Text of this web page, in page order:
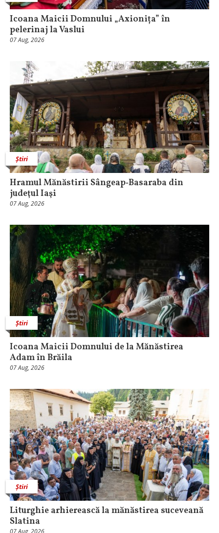
Icoana Maicii Domnului „Axionița” în
pelerinaj la Vaslui
07 Aug, 2026
Știri
Hramul Mănăstirii Sângeap‑Basaraba din
judeţul Iaşi
07 Aug, 2026
Știri
Icoana Maicii Domnului de la Mănăstirea
Adam în Brăila
07 Aug, 2026
Știri
Liturghie arhierească la mănăstirea suceveană
Slatina